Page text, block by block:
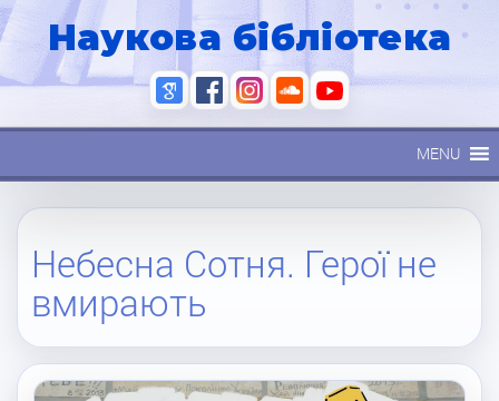
Наукова бібліотека
MENU
Небесна Сотня. Герої не
вмирають